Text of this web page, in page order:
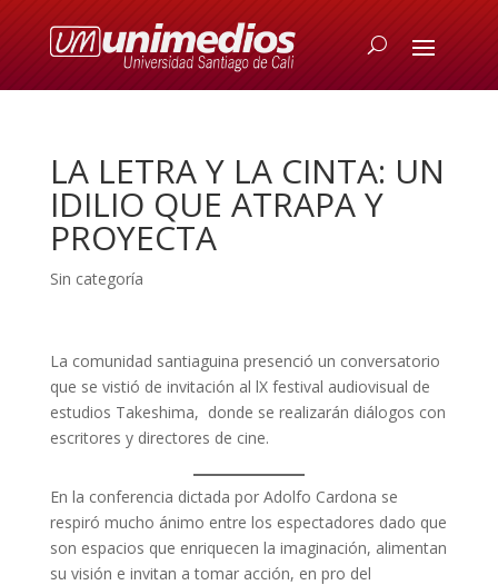
LA LETRA Y LA CINTA: UN
IDILIO QUE ATRAPA Y
PROYECTA
Sin categoría
La comunidad santiaguina presenció un conversatorio
que se vistió de invitación al lX festival audiovisual de
estudios Takeshima, donde se realizarán diálogos con
escritores y directores de cine.
En la conferencia dictada por Adolfo Cardona se
respiró mucho ánimo entre los espectadores dado que
son espacios que enriquecen la imaginación, alimentan
su visión e invitan a tomar acción, en pro del